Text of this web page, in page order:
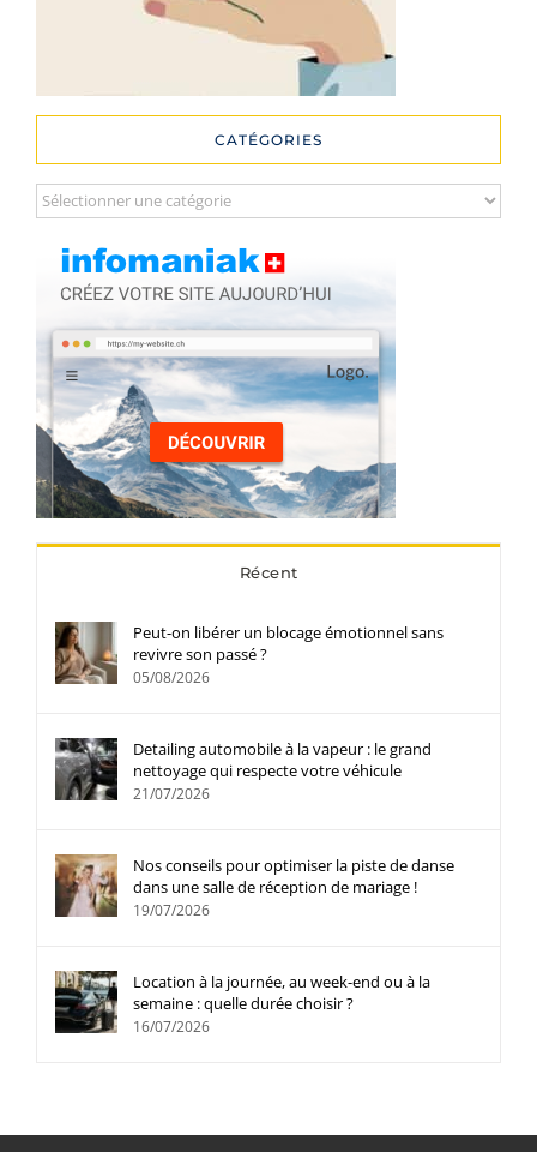
CATÉGORIES
Catégories
Récent
Peut-on libérer un blocage émotionnel sans
revivre son passé ?
05/08/2026
Detailing automobile à la vapeur : le grand
nettoyage qui respecte votre véhicule
21/07/2026
Nos conseils pour optimiser la piste de danse
dans une salle de réception de mariage !
19/07/2026
Location à la journée, au week-end ou à la
semaine : quelle durée choisir ?
16/07/2026